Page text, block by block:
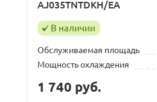
AJ035TNTDKH/EA
В наличии
Обслуживаемая площадь
Мощность охлаждения
1 740 руб.